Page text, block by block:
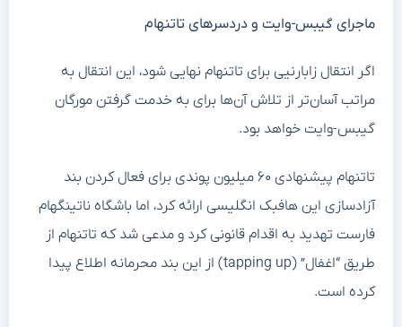
ماجرای گیبس-وایت و دردسرهای تاتنهام
اگر انتقال زابارنیی برای تاتنهام نهایی شود، این انتقال به
مراتب آسان‌تر از تلاش آن‌ها برای به خدمت گرفتن مورگان
گیبس-وایت خواهد بود.
تاتنهام پیشنهادی ۶۰ میلیون پوندی برای فعال کردن بند
آزادسازی این هافبک انگلیسی ارائه کرد، اما باشگاه ناتینگهام
فارست تهدید به اقدام قانونی کرد و مدعی شد که تاتنهام از
طریق “اغفال” (tapping up) از این بند محرمانه اطلاع پیدا
کرده است.